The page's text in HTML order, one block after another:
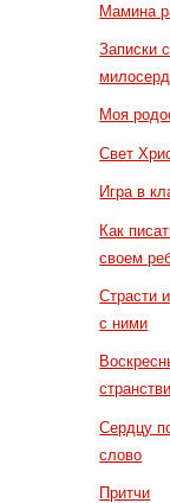
Мамина
Записки
Моя
Свет
Игра в
Как
своем
Страсти
с ними
Сердцу
слово
Притчи